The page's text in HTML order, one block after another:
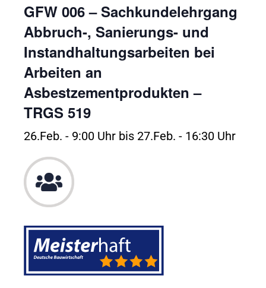
GFW 006 – Sachkundelehrgang
Abbruch-, Sanierungs- und
Instandhaltungsarbeiten bei
Arbeiten an
Asbestzementprodukten –
TRGS 519
26.Feb. - 9:00 Uhr bis 27.Feb. - 16:30 Uhr